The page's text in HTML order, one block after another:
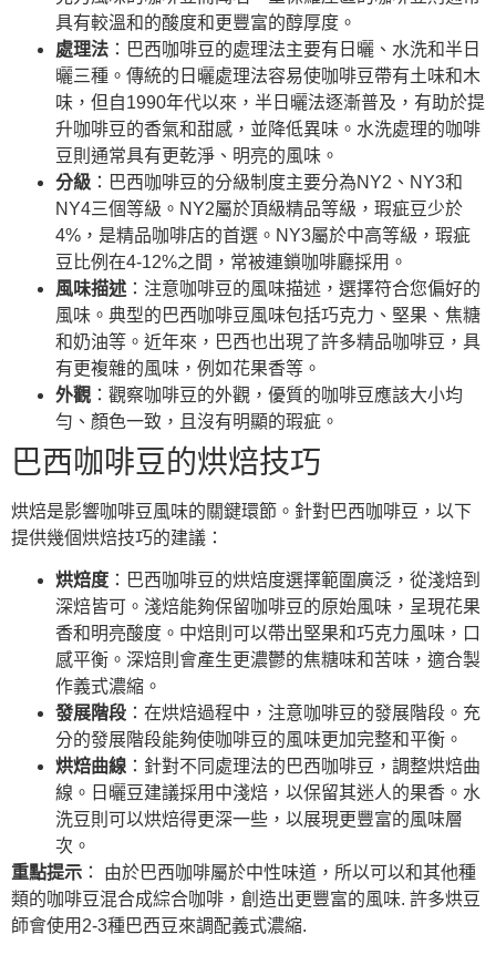
具有較溫和的酸度和更豐富的醇厚度。
處理法 ：巴西咖啡豆的處理法主要有日曬、水洗和半日
曬三種。傳統的日曬處理法容易使咖啡豆帶有土味和木
味，但自1990年代以來，半日曬法逐漸普及，有助於提
升咖啡豆的香氣和甜感，並降低異味。水洗處理的咖啡
豆則通常具有更乾淨、明亮的風味。
分級 ：巴西咖啡豆的分級制度主要分為NY2、NY3和
NY4三個等級。NY2屬於頂級精品等級，瑕疵豆少於
4%，是精品咖啡店的首選。NY3屬於中高等級，瑕疵
豆比例在4-12%之間，常被連鎖咖啡廳採用。
風味描述 ：注意咖啡豆的風味描述，選擇符合您偏好的
風味。典型的巴西咖啡豆風味包括巧克力、堅果、焦糖
和奶油等。近年來，巴西也出現了許多精品咖啡豆，具
有更複雜的風味，例如花果香等。
外觀 ：觀察咖啡豆的外觀，優質的咖啡豆應該大小均
勻、顏色一致，且沒有明顯的瑕疵。
巴西咖啡豆的烘焙技巧
烘焙是影響咖啡豆風味的關鍵環節。針對巴西咖啡豆，以下
提供幾個烘焙技巧的建議：
烘焙度 ：巴西咖啡豆的烘焙度選擇範圍廣泛，從淺焙到
深焙皆可。淺焙能夠保留咖啡豆的原始風味，呈現花果
香和明亮酸度。中焙則可以帶出堅果和巧克力風味，口
感平衡。深焙則會產生更濃鬱的焦糖味和苦味，適合製
作義式濃縮。
發展階段 ：在烘焙過程中，注意咖啡豆的發展階段。充
分的發展階段能夠使咖啡豆的風味更加完整和平衡。
烘焙曲線 ：針對不同處理法的巴西咖啡豆，調整烘焙曲
線。日曬豆建議採用中淺焙，以保留其迷人的果香。水
洗豆則可以烘焙得更深一些，以展現更豐富的風味層
次。
重點提示 ： 由於巴西咖啡屬於中性味道，所以可以和其他種
類的咖啡豆混合成綜合咖啡，創造出更豐富的風味. 許多烘豆
師會使用2-3種巴西豆來調配義式濃縮.